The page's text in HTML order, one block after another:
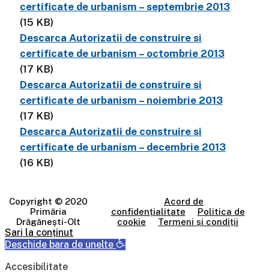
certificate de urbanism – septembrie 2013
(15 KB)
Descarca Autorizatii de construire si
certificate de urbanism – octombrie 2013
(17 KB)
Descarca Autorizatii de construire si
certificate de urbanism – noiembrie 2013
(17 KB)
Descarca Autorizatii de construire si
certificate de urbanism – decembrie 2013
(16 KB)
Copyright © 2020
Primăria
Drăgănești-Olt
Acord de
confidențialitate
Politica de
cookie
Termeni și condiții
Sari la conținut
Deschide bara de unelte
Accesibilitate